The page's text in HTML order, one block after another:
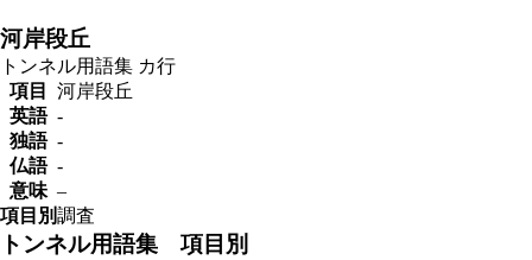
河岸段丘
トンネル用語集 カ行
項目
河岸段丘
英語 -
独語 -
仏語 -
意味 –
項目別調査
トンネル用語集 項目別